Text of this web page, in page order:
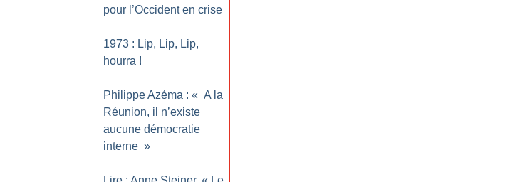
pour l’Occident en crise
1973 : Lip, Lip, Lip,
hourra !
Philippe Azéma : « A la
Réunion, il n’existe
aucune démocratie
interne »